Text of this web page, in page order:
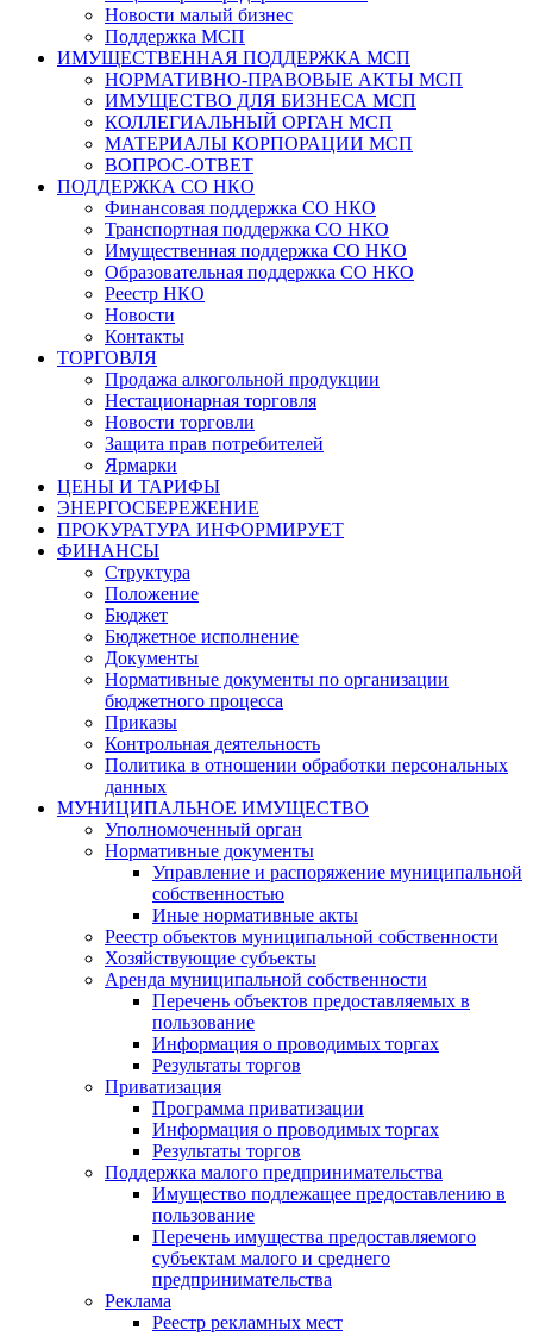
Новости малый бизнес
Поддержка МСП
ИМУЩЕСТВЕННАЯ ПОДДЕРЖКА МСП
НОРМАТИВНО-ПРАВОВЫЕ АКТЫ МСП
ИМУЩЕСТВО ДЛЯ БИЗНЕСА МСП
КОЛЛЕГИАЛЬНЫЙ ОРГАН МСП
МАТЕРИАЛЫ КОРПОРАЦИИ МСП
ВОПРОС-ОТВЕТ
ПОДДЕРЖКА СО НКО
Финансовая поддержка СО НКО
Транспортная поддержка СО НКО
Имущественная поддержка СО НКО
Образовательная поддержка СО НКО
Реестр НКО
Новости
Контакты
ТОРГОВЛЯ
Продажа алкогольной продукции
Нестационарная торговля
Новости торговли
Защита прав потребителей
Ярмарки
ЦЕНЫ И ТАРИФЫ
ЭНЕРГОСБЕРЕЖЕНИЕ
ПРОКУРАТУРА ИНФОРМИРУЕТ
ФИНАНСЫ
Структура
Положение
Бюджет
Бюджетное исполнение
Документы
Нормативные документы по организации
бюджетного процесса
Приказы
Контрольная деятельность
Политика в отношении обработки персональных
данных
МУНИЦИПАЛЬНОЕ ИМУЩЕСТВО
Уполномоченный орган
Нормативные документы
Управление и распоряжение муниципальной
собственностью
Иные нормативные акты
Реестр объектов муниципальной собственности
Хозяйствующие субъекты
Аренда муниципальной собственности
Перечень объектов предоставляемых в
пользование
Информация о проводимых торгах
Результаты торгов
Приватизация
Программа приватизации
Информация о проводимых торгах
Результаты торгов
Поддержка малого предпринимательства
Имущество подлежащее предоставлению в
пользование
Перечень имущества предоставляемого
субъектам малого и среднего
предпринимательства
Реклама
Реестр рекламных мест